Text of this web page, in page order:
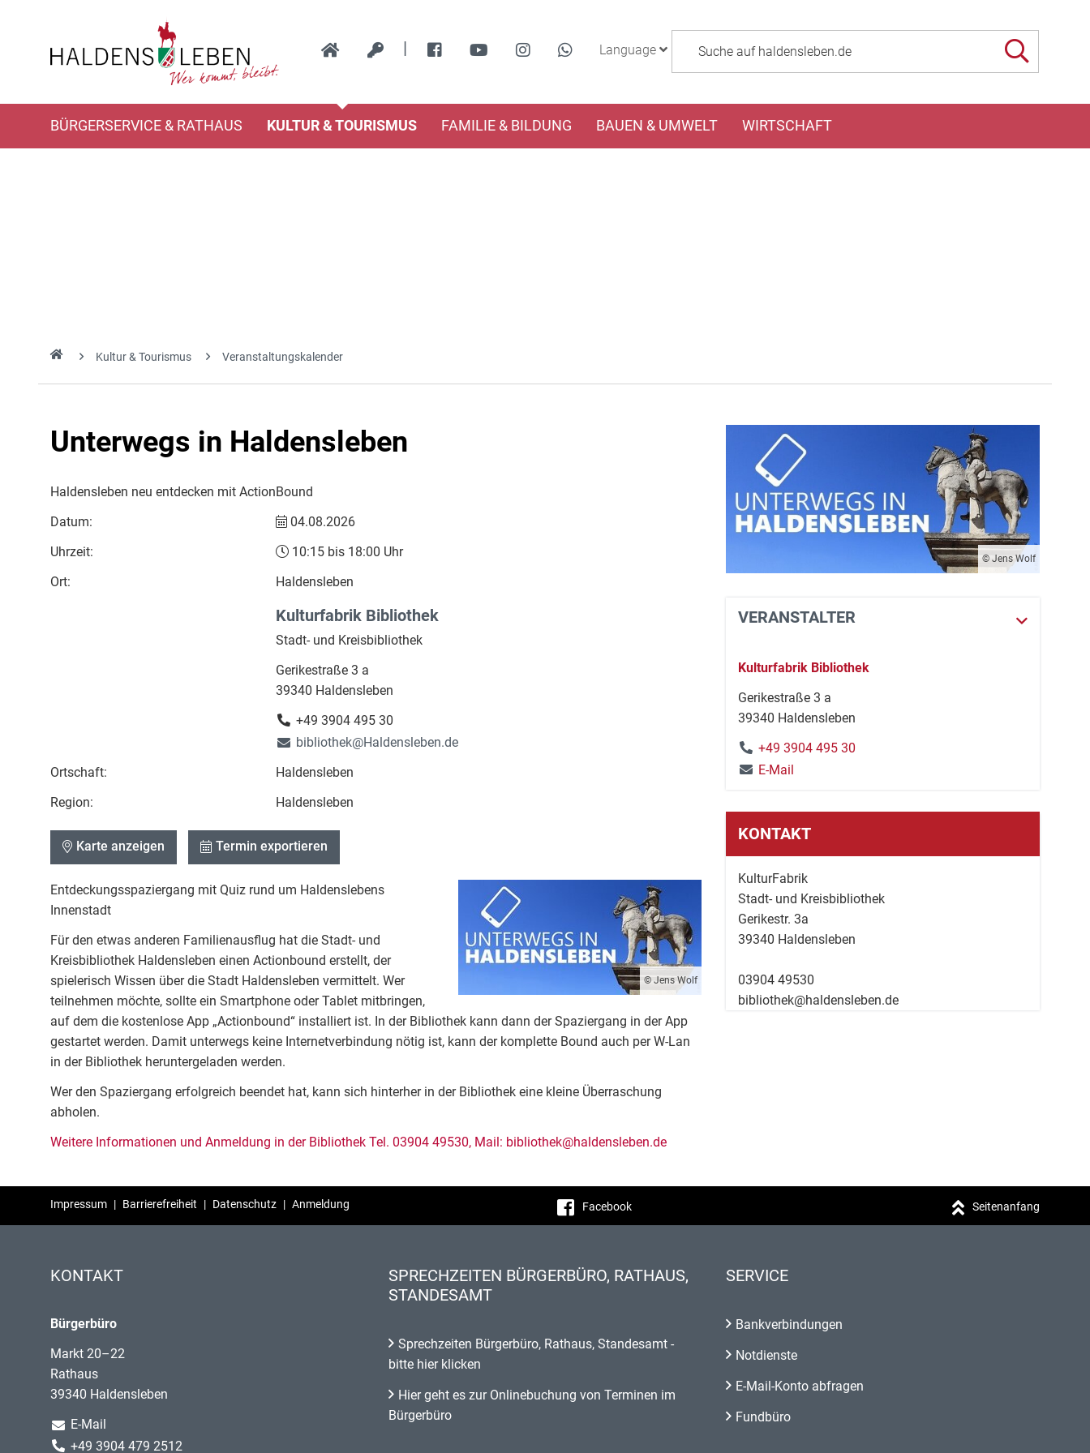
| Language
BÜRGERSERVICE & RATHAUS KULTUR & TOURISMUS FAMILIE & BILDUNG BAUEN & UMWELT WIRTSCHAFT
Kultur & Tourismus Veranstaltungskalender
Unterwegs in Haldensleben
Haldensleben neu entdecken mit ActionBound
Datum:
04.08.2026
Uhrzeit:
10:15 bis 18:00 Uhr
Ort:
Haldensleben
Kulturfabrik Bibliothek
Stadt- und Kreisbibliothek
Gerikestraße 3 a
39340 Haldensleben
+49 3904 495 30
bibliothek@Haldensleben.de
Ortschaft:
Haldensleben
Region:
Haldensleben
Karte anzeigen Termin exportieren
© Jens Wolf
Entdeckungsspaziergang mit Quiz rund um Haldenslebens
Innenstadt
Für den etwas anderen Familienausflug hat die Stadt- und
Kreisbibliothek Haldensleben einen Actionbound erstellt, der
spielerisch Wissen über die Stadt Haldensleben vermittelt. Wer
teilnehmen möchte, sollte ein Smartphone oder Tablet mitbringen,
auf dem die kostenlose App „Actionbound“ installiert ist. In der Bibliothek kann dann der Spaziergang in der App
gestartet werden. Damit unterwegs keine Internetverbindung nötig ist, kann der komplette Bound auch per W-Lan
in der Bibliothek heruntergeladen werden.
Wer den Spaziergang erfolgreich beendet hat, kann sich hinterher in der Bibliothek eine kleine Überraschung
abholen.
Weitere Informationen und Anmeldung in der Bibliothek Tel. 03904 49530, Mail: bibliothek@haldensleben.de
© Jens Wolf
VERANSTALTER
Kulturfabrik Bibliothek
Gerikestraße 3 a
39340 Haldensleben
+49 3904 495 30
E-Mail
KONTAKT
KulturFabrik
Stadt- und Kreisbibliothek
Gerikestr. 3a
39340 Haldensleben
03904 49530
bibliothek@haldensleben.de
Impressum | Barrierefreiheit | Datenschutz | Anmeldung Facebook Seitenanfang
KONTAKT
Bürgerbüro
Markt 20–22
Rathaus
39340 Haldensleben
E-Mail
+49 3904 479 2512
SPRECHZEITEN BÜRGERBÜRO, RATHAUS,
STANDESAMT
Sprechzeiten Bürgerbüro, Rathaus, Standesamt -
bitte hier klicken
Hier geht es zur Onlinebuchung von Terminen im
Bürgerbüro
SERVICE
Bankverbindungen
Notdienste
E-Mail-Konto abfragen
Fundbüro